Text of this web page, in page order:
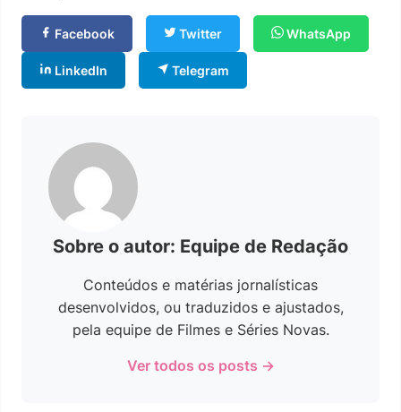
Facebook Twitter WhatsApp
LinkedIn Telegram
Sobre o autor: Equipe de Redação
Conteúdos e matérias jornalísticas
desenvolvidos, ou traduzidos e ajustados,
pela equipe de Filmes e Séries Novas.
Ver todos os posts →